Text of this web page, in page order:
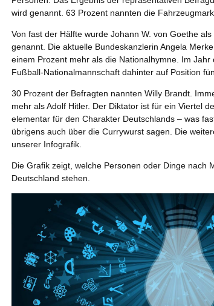
wird genannt. 63 Prozent nannten die
Von fast der Hälfte wurde Johann W. von Goethe
genannt. Die aktuelle Bundeskanzlerin Angela
einem Prozent mehr als die Nationalhymne. Im
Fußball-Nationalmannschaft dahinter auf Position
30 Prozent der Befragten nannten Willy Brandt.
mehr als Adolf Hitler. Der Diktator ist für ein Viertel
elementar für den Charakter Deutschlands – was
übrigens auch über die Currywurst sagen. Die
unserer Infografik.
Die Grafik zeigt, welche Personen oder Dinge nach
Deutschland stehen.